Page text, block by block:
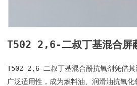
T502 2,6-二叔丁基混合屏
T502 2,6-二叔丁基混合酚抗氧剂凭借其
广泛适用性，成为燃料油、润滑油抗氧